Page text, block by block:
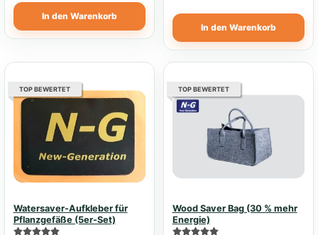
In den Warenkorb
In den Warenkorb
TOP BEWERTET
Watersaver-Aufkleber für
Pflanzgefäße (5er-Set)
TOP BEWERTET
Wood Saver Bag (30 % mehr
Energie)